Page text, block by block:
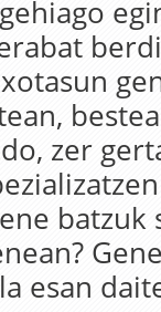
zer
batzuk
esan